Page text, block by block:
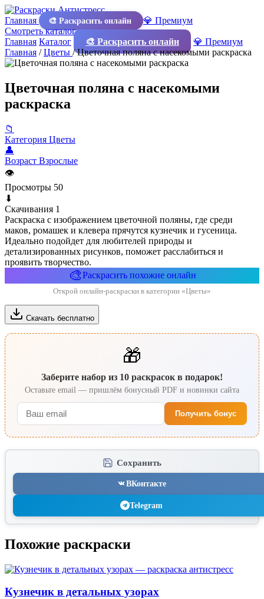
Главная 🎨 Раскрасить онлайн
💎 Премиум
Смотреть каталог
Главная Каталог 🎨 Раскрасить онлайн
💎 Премиум
Главная /Цветы /Цветочная поляна с насекомыми раскраска
Цветочная поляна с насекомыми
раскраска
📁
Категория Цветы
👤
Возраст Взрослые
👁
Просмотры 50
⬇
Скачивания 1
Раскраска с изображением цветочной поляны, где среди
маков, ромашек и клевера прячутся кузнечик и гусеница.
Идеально подойдет для любителей природы и
детализированных рисунков, поможет расслабиться и
проявить творчество.
🎨Раскрасить похожие онлайн
Открой онлайн-раскраски в категории «Цветы»
Скачать бесплатно
🎁
Заберите набор из 10 раскрасок в подарок!
Оставьте email — пришлём бонусный PDF и новинки сайта
Получить бонус
Сохранить
ВКонтакте
Telegram
Похожие раскраски
Кузнечик в детальных узорах